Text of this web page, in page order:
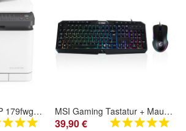
HP Color Laser MFP 179fwg 4in1 Multifunktionsdrucker MSI Gaming Tastatur + Maus | QWERTZ | Membran | Silent & Kabelgebunden | RGB
39,90 €